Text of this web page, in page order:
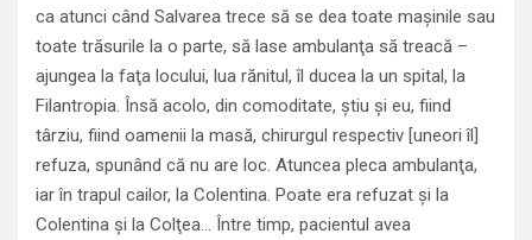
ca atunci când Salvarea trece să se dea toate maşinile sau
toate trăsurile la o parte, să lase ambulanţa să treacă –
ajungea la faţa locului, lua rănitul, îl ducea la un spital, la
Filantropia. Însă acolo, din comoditate, ştiu şi eu, fiind
târziu, fiind oamenii la masă, chirurgul respectiv [uneori îl]
refuza, spunând că nu are loc. Atuncea pleca ambulanţa,
iar în trapul cailor, la Colentina. Poate era refuzat şi la
Colentina şi la Colţea… Între timp, pacientul avea